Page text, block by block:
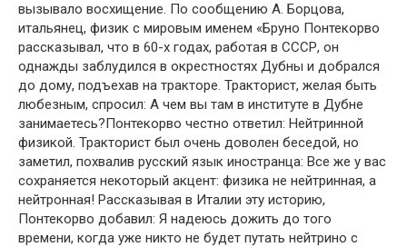
вызывало восхищение. По сообщению А. Борцова,
итальянец, физик с миро­вым именем «Бруно Понтекорво
рассказывал, что в 60-х годах, работая в СССР, он
однажды заблудился в окрестностях Дубны и добрался
до дому, подъехав на тракторе. Тракторист, желая быть
любезным, спросил: А чем вы там в институте в Дубне
занимаетесь?Понтекорво честно ответил: Нейтринной
физи­кой. Тракторист был очень доволен беседой, но
заметил, похвалив русский язык иностранца: Все же у вас
сохраняется некоторый акцент: физика не нейтринная, а
нейтронная! Рассказывая в Италии эту историю,
Понтекорво добавил: Я надеюсь дожить до того
времени, когда уже никто не будет путать нейтрино с